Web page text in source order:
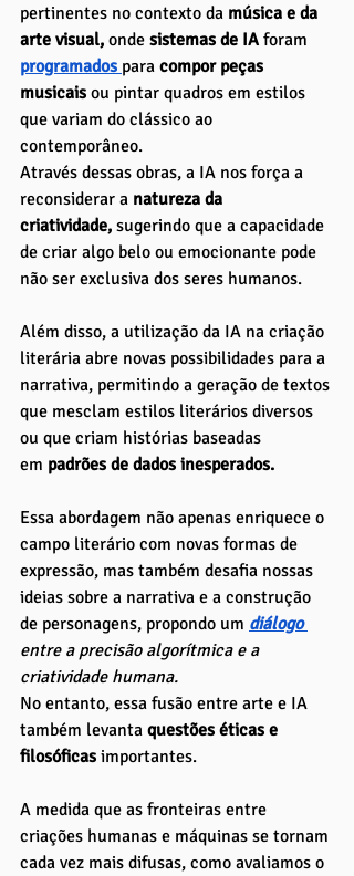
pertinentes no contexto da música e da
arte visual, onde sistemas de IA foram
programados para compor peças
musicais ou pintar quadros em estilos
que variam do clássico ao
contemporâneo.
Através dessas obras, a IA nos força a
reconsiderar a natureza da
criatividade, sugerindo que a capacidade
de criar algo belo ou emocionante pode
não ser exclusiva dos seres humanos.
Além disso, a utilização da IA na criação
literária abre novas possibilidades para a
narrativa, permitindo a geração de textos
que mesclam estilos literários diversos
ou que criam histórias baseadas
em padrões de dados inesperados.
Essa abordagem não apenas enriquece o
campo literário com novas formas de
expressão, mas também desafia nossas
ideias sobre a narrativa e a construção
de personagens, propondo um diálogo
entre a precisão algorítmica e a
criatividade humana.
No entanto, essa fusão entre arte e IA
também levanta questões éticas e
filosóficas importantes.
A medida que as fronteiras entre
criações humanas e máquinas se tornam
cada vez mais difusas, como avaliamos o